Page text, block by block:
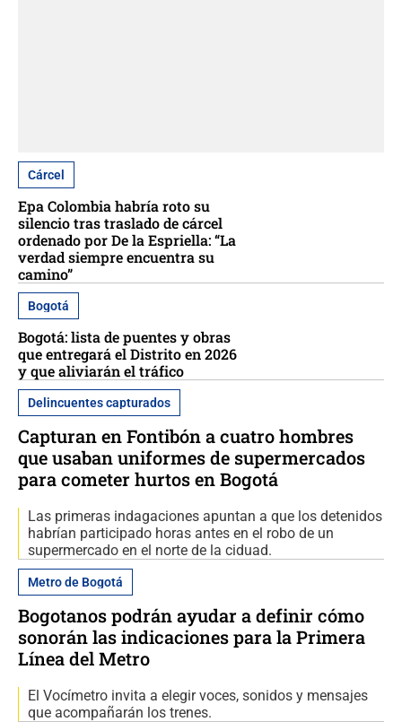
Cárcel
Epa Colombia habría roto su
silencio tras traslado de cárcel
ordenado por De la Espriella: “La
verdad siempre encuentra su
camino”
Bogotá
Bogotá: lista de puentes y obras
que entregará el Distrito en 2026
y que aliviarán el tráfico
Delincuentes capturados
Capturan en Fontibón a cuatro hombres
que usaban uniformes de supermercados
para cometer hurtos en Bogotá
Las primeras indagaciones apuntan a que los detenidos
habrían participado horas antes en el robo de un
supermercado en el norte de la ciduad.
Metro de Bogotá
Bogotanos podrán ayudar a definir cómo
sonorán las indicaciones para la Primera
Línea del Metro
El Vocímetro invita a elegir voces, sonidos y mensajes
que acompañarán los trenes.